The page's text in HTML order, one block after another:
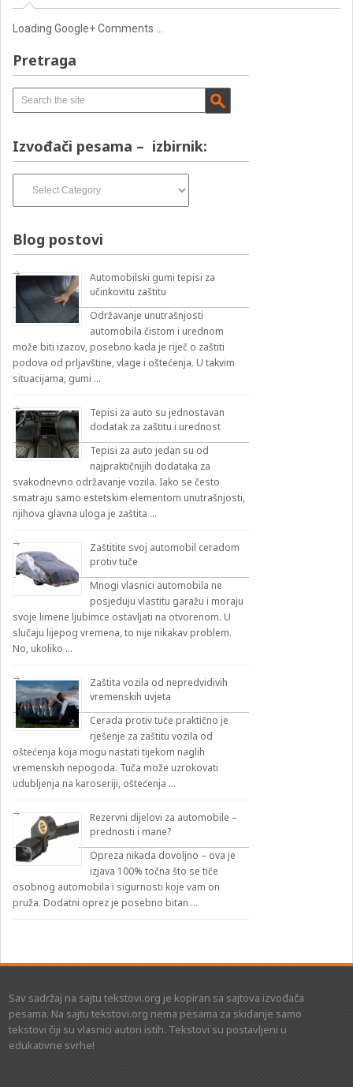
Loading Google+ Comments ...
Pretraga
Izvođači pesama – izbirnik:
pesama
Blog postovi
Automobilski gumi tepisi za
učinkovitu zaštitu
Održavanje unutrašnjosti
automobila čistom i urednom
može biti izazov, posebno kada je riječ o zaštiti
podova od prljavštine, vlage i oštećenja. U takvim
situacijama, gumi …
Tepisi za auto su jednostavan
dodatak za zaštitu i urednost
Tepisi za auto jedan su od
najpraktičnijih dodataka za
svakodnevno održavanje vozila. Iako se često
smatraju samo estetskim elementom unutrašnjosti,
njihova glavna uloga je zaštita …
Zaštitite svoj automobil ceradom
protiv tuče
Mnogi vlasnici automobila ne
posjeduju vlastitu garažu i moraju
svoje limene ljubimce ostavljati na otvorenom. U
slučaju lijepog vremena, to nije nikakav problem.
No, ukoliko …
Zaštita vozila od nepredvidivih
vremenskih uvjeta
Cerada protiv tuče praktično je
rješenje za zaštitu vozila od
oštećenja koja mogu nastati tijekom naglih
vremenskih nepogoda. Tuča može uzrokovati
udubljenja na karoseriji, oštećenja …
Rezervni dijelovi za automobile –
prednosti i mane?
Opreza nikada dovoljno – ova je
izjava 100% točna što se tiče
osobnog automobila i sigurnosti koje vam on
pruža. Dodatni oprez je posebno bitan …
Sav sadržaj na sajtu tekstovi.org je kopiran sa sajtova izvođača
pesama. Na sajtu tekstovi.org nema pesama za skidanje samo
tekstovi čiji su vlasnici autori istih. Tekstovi su postavljeni u
edukativne svrhe!